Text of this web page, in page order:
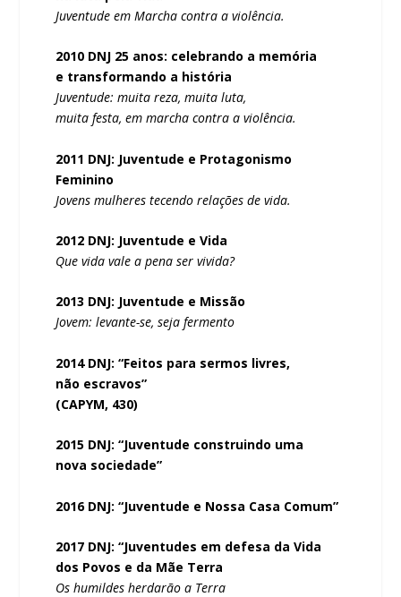
Juventude em Marcha contra a violência.
2010 DNJ 25 anos: celebrando a memória
e transformando a história
Juventude: muita reza, muita luta,
muita festa, em marcha contra a violência.
2011 DNJ: Juventude e Protagonismo
Feminino
Jovens mulheres tecendo relações de vida.
2012 DNJ: Juventude e Vida
Que vida vale a pena ser vivida?
2013 DNJ: Juventude e Missão
Jovem: levante-se, seja fermento
2014 DNJ: “Feitos para sermos livres,
não escravos”
(CAPYM, 430)
2015 DNJ: “Juventude construindo uma
nova sociedade”
2016 DNJ: “Juventude e Nossa Casa Comum”
2017 DNJ: “Juventudes em defesa da Vida
dos Povos e da Mãe Terra
Os humildes herdarão a Terra